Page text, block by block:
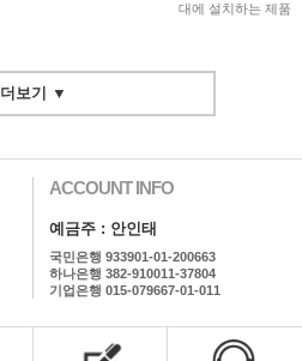
대에 설치하는 제품
더보기 ▼
ACCOUNT INFO
예금주 : 안인태
국민은행 933901-01-200663
하나은행 382-910011-37804
기업은행 015-079667-01-011